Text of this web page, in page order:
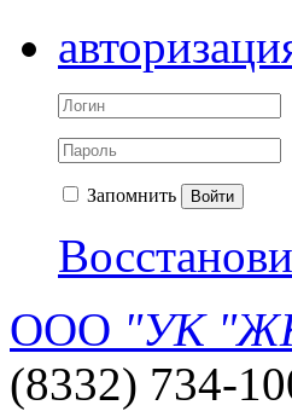
Запомнить Войти
ООО "УК
(8332) 734-